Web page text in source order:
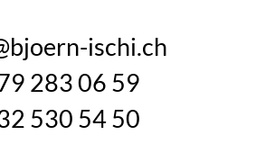
ischi.ch
283 06 59
530 54 50